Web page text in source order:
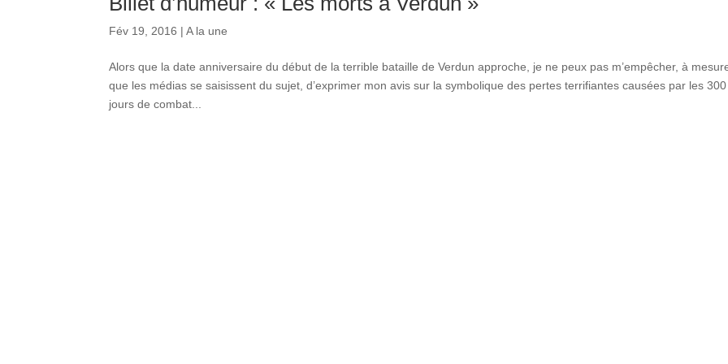
Fév 19, 2016 |A la une
Alors que la date anniversaire du début de la terrible bataille de Verdun approche, je ne peux pas m’empêcher, à
que les médias se saisissent du sujet, d’exprimer mon avis sur la symbolique des pertes terrifiantes causées par les 300
jours de combat...